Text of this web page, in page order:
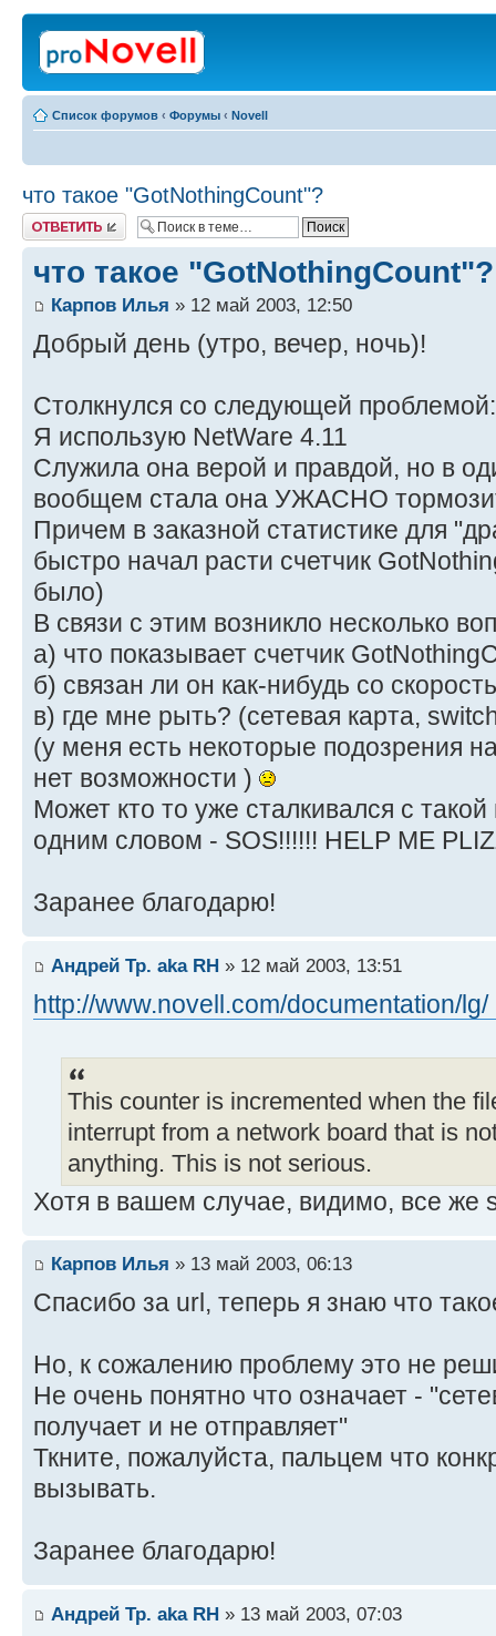
Список форумов ‹ Форумы ‹ Novell
что такое "GotNothingCount"?
Ответить
что такое "GotNothingCount"?
Карпов Илья » 12 май 2003, 12:50
Добрый день (утро, вечер, ночь)!
Столкнулся со следующей проблемой:
Я использую NetWare 4.11
Служила она верой и правдой, но в
вообщем стала она УЖАСНО
Причем в заказной статистике для
быстро начал расти счетчик
было)
В связи с этим возникло несколько
а) что показывает счетчик
б) связан ли он как-нибудь со
в) где мне рыть? (сетевая карта,
(у меня есть некоторые подозрения
нет возможности )
Может кто то уже сталкивался с
одним словом - SOS!!!!!! HELP ME
Заранее благодарю!
Андрей Тр. aka RH » 12 май 2003, 13:51
http://www.novell.com/documentation/
This counter is incremented when the
interrupt from a network board that is
anything. This is not serious.
Хотя в вашем случае, видимо, все же
Карпов Илья » 13 май 2003, 06:13
Спасибо за url, теперь я знаю что
Но, к сожалению проблему это не
Не очень понятно что означает -
получает и не отправляет"
Ткните, пожалуйста, пальцем что
вызывать.
Заранее благодарю!
Андрей Тр. aka RH » 13 май 2003, 07:03